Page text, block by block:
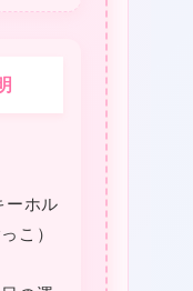
ーホル
こ）
❤